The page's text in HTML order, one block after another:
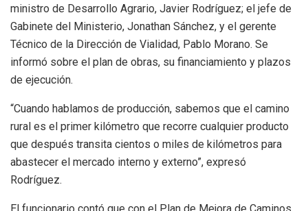
ministro de Desarrollo Agrario, Javier Rodríguez; el jefe de
Gabinete del Ministerio, Jonathan Sánchez, y el gerente
Técnico de la Dirección de Vialidad, Pablo Morano. Se
informó sobre el plan de obras, su financiamiento y plazos
de ejecución.
“Cuando hablamos de producción, sabemos que el camino
rural es el primer kilómetro que recorre cualquier producto
que después transita cientos o miles de kilómetros para
abastecer el mercado interno y externo”, expresó
Rodríguez.